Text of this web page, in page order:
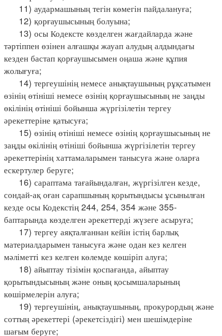
11) аудармашының тегін көмегін пайдалануға;
12) қорғаушысының болуына;
13) осы Кодексте көзделген жағдайларда және
тәртіппен өзінен алғашқы жауап алудың алдындағы
кезден бастап қорғаушысымен оңаша және құпия
жолығуға;
14) тергеушінің немесе анықтаушының рұқсатымен
өзінің өтініші немесе өзінің қорғаушысының не заңды
өкілінің өтініші бойынша жүргізілетін тергеу
әрекеттеріне қатысуға;
15) өзінің өтініші немесе өзінің қорғаушысының не
заңды өкілінің өтініші бойынша жүргізілетін тергеу
әрекеттерінің хаттамаларымен танысуға және оларға
ескертулер беруге;
16) сараптама тағайындалған, жүргізілген кезде,
сондай-ақ оған сарапшының қорытындысы ұсынылған
кезде осы Кодекстің 244, 254, 354 және 355-
баптарында көзделген әрекеттерді жүзеге асыруға;
17) тергеу аяқталғаннан кейін істің барлық
материалдарымен танысуға және одан кез келген
мәліметті кез келген көлемде көшіріп алуға;
18) айыптау тізімін қоспағанда, айыптау
қорытындысының және оның қосымшаларының
көшірмелерін алуға;
19) тергеушінің, анықтаушының, прокурордың және
соттың әрекеттері (әрекетсіздігі) мен шешімдеріне
шағым беруге;